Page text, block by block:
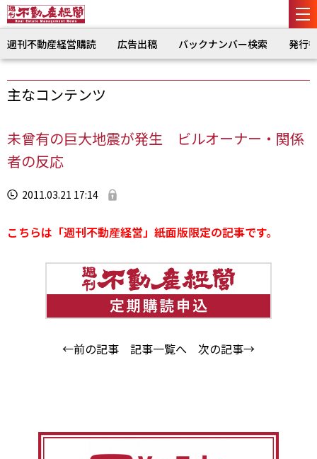
週刊不動産経営購読 広告出稿 バックナンバー検索 発行
主なコンテンツ
未曾有の巨大地震が発生 ビルオーナー・関係
者の反応
2011.03.21 17:14
こちらは「週刊不動産経営」紙面版限定の記事です。
←前の記事 記事一覧へ 次の記事→